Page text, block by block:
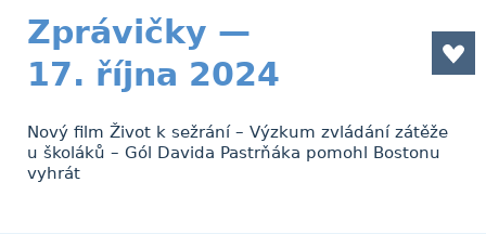
Zprávičky —
17. října 2024
Nový film Život k sežrání – Výzkum zvládání zátěže
u školáků – Gól Davida Pastrňáka pomohl Bostonu
vyhrát